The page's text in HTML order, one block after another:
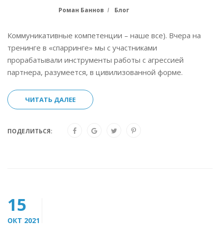
Роман Баннов Блог
Коммуникативные компетенции – наше все). Вчера на
тренинге в «спарринге» мы с участниками
прорабатывали инструменты работы с агрессией
партнера, разумеется, в цивилизованной форме.
ЧИТАТЬ ДАЛЕЕ
ПОДЕЛИТЬСЯ:
15
ОКТ 2021